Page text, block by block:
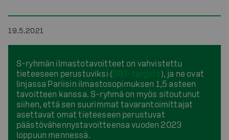
19.5.2021
S-ryhmän ilmastotavoitteet on vahvistettu
tieteeseen perustuviksi (SBT-targets), ja ne ovat
linjassa Pariisin ilmastosopimuksen 1,5 asteen
tavoitteen kanssa. S-ryhmä on myös sitoutunut
siihen, että sen suurimmat tavarantoimittajat
asettavat omat tieteeseen perustuvat
päästövähennystavoitteensa vuoden 2023
loppuun mennessä.